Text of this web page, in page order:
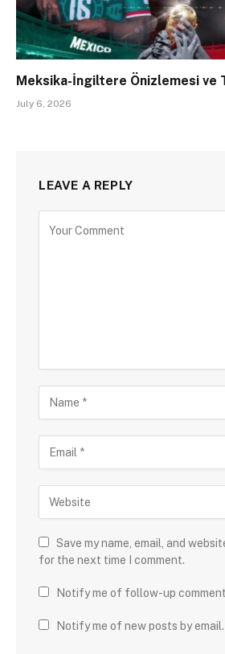
Meksika-İngiltere Önizlemesi ve
July 6, 2026
LEAVE A REPLY
Save my name, email, and
for the next time I comment.
Notify me of follow-up
Notify me of new posts by email.